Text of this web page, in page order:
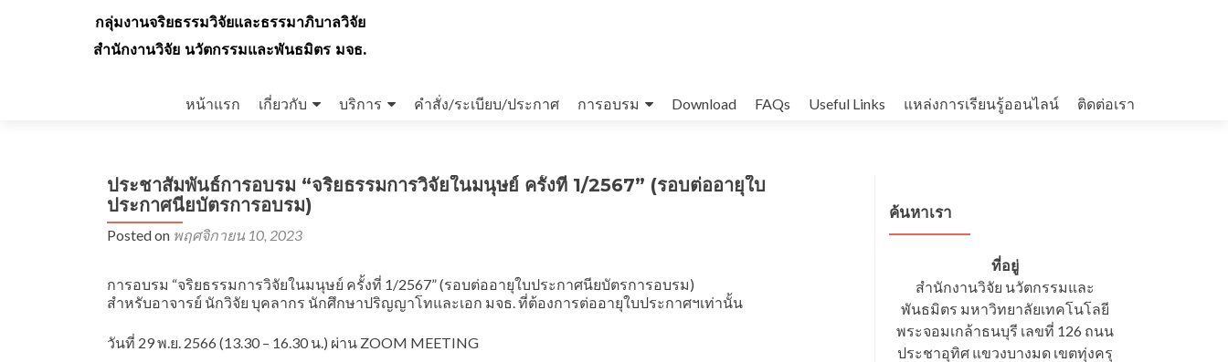
กลุ่มงานจริยธรรมวิจัยและธรรมาภิบาลวิจัย
สำนักงานวิจัย นวัตกรรมและพันธมิตร มจธ.
to
หน้าแรก เกี่ยวกับ บริการ คำสั่ง/ระเบียบ/ประกาศ การอบรม Download FAQs Useful Links แหล่งการเรียนรู้ออนไลน์ ติดต่อเรา
ประชาสัมพันธ์การอบรม “จริยธรรมการวิจัยในมนุษย์ ครั้งที่ 1/2567” (รอบต่ออายุใบ
ประกาศนียบัตรการอบรม)
Posted on พฤศจิกายน 10, 2023
การอบรม “จริยธรรมการวิจัยในมนุษย์ ครั้งที่ 1/2567” (รอบต่ออายุใบประกาศนียบัตรการอบรม)
สำหรับอาจารย์ นักวิจัย บุคลากร นักศึกษาปริญญาโทและเอก มจธ. ที่ต้องการต่ออายุใบประกาศฯเท่านั้น
วันที่ 29 พ.ย. 2566 (13.30 – 16.30 น.) ผ่าน ZOOM MEETING
ค้นหาเรา
ที่อยู่
สำนักงานวิจัย นวัตกรรมและ
พันธมิตร มหาวิทยาลัยเทคโนโลยี
พระจอมเกล้าธนบุรี เลขที่ 126 ถนน
ประชาอุทิศ แขวงบางมด เขตทุ่งครุ